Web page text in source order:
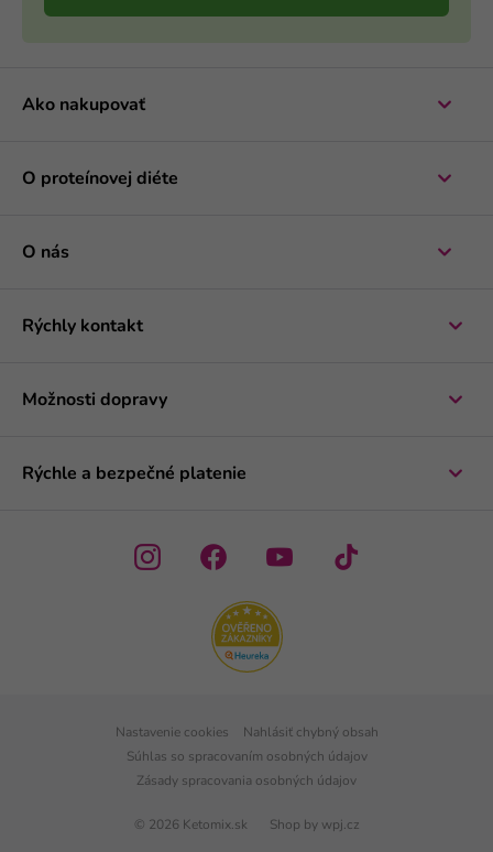
Ako nakupovať
O proteínovej diéte
O nás
Rýchly kontakt
Možnosti dopravy
Rýchle a bezpečné platenie
© 2026 Ketomix.sk
Nastavenie cookies
Nahlásiť chybný obsah
Súhlas so spracovaním osobných údajov
Zásady spracovania osobných údajov
Shop by wpj.cz